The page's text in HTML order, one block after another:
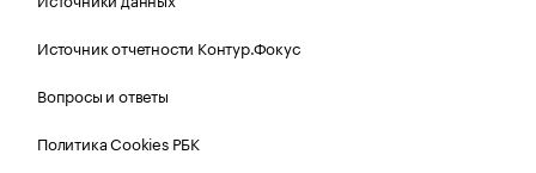
Источник отчетности Контур.Фокус
Вопросы и ответы
Политика Cookies РБК